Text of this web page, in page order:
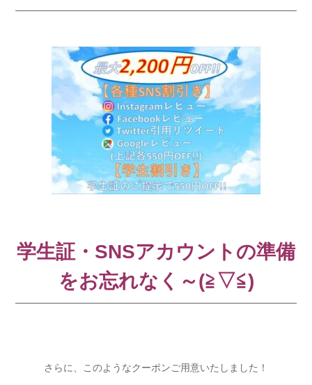
学生証・SNSアカウントの準備
をお忘れなく～(≧▽≦)
さらに、このようなクーポンご用意いたしました！